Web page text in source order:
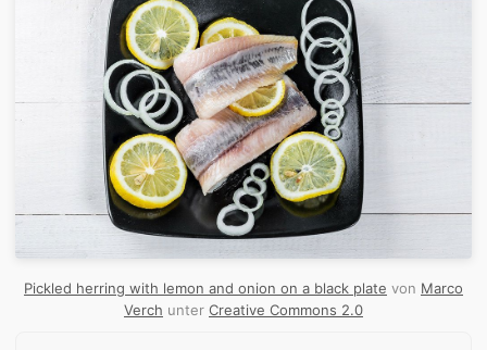
Pickled herring with lemon and onion on a black plate von Marco
Verch unter Creative Commons 2.0